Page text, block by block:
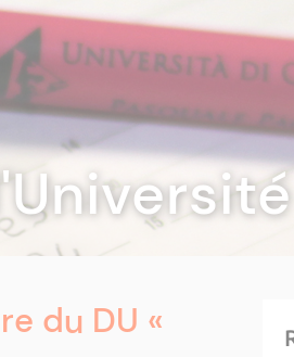
du DU «